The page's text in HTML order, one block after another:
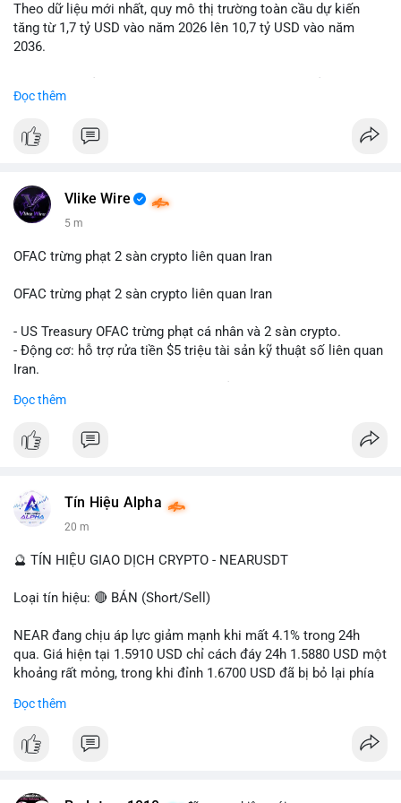
Lời khuyên: Nhà đầu tư nhỏ lẻ nên quan sát thêm 2-4 giờ sau
khi giao dịch được xác nhận, tránh hành động theo cảm xúc.
ưu tiên quản trị rủi ro trong giai đoạn biến động mạnh.
#btcmempool65k
Theo dữ liệu mới nhất, quy mô thị trường toàn cầu dự kiến
tăng từ 1,7 tỷ USD vào năm 2026 lên 10,7 tỷ USD vào năm
2036.
hàng năm (CAGR) ấn tượng lên tới 20,2%.
Điều gì đang thúc đẩy sự tăng trưởng vượt bậc này? Hãy cùng
Đọc thêm
Vlike Wire
5 m
OFAC trừng phạt 2 sàn crypto liên quan Iran
OFAC trừng phạt 2 sàn crypto liên quan Iran
- US Treasury OFAC trừng phạt cá nhân và 2 sàn crypto.
- Động cơ: hỗ trợ rửa tiền $5 triệu tài sản kỹ thuật số liên quan
Iran.
- Tác động: rủi ro cho thị trường crypto, tăng áp lực pháp lý.
#binancesquare
#vlikevn #titanbot
📰 Nguồn: Cointelegraph
Đọc thêm
Tín Hiệu Alpha
20 m
🔮 TÍN HIỆU GIAO DỊCH CRYPTO - NEARUSDT
Loại tín hiệu: 🔴 BÁN (Short/Sell)
NEAR đang chịu áp lực giảm mạnh khi mất 4.1% trong 24h
qua. Giá hiện tại 1.5910 USD chỉ cách đáy 24h 1.5880 USD một
khoảng rất mỏng, trong khi đỉnh 1.6700 USD đã bị bỏ lại phía
kiểm soát hoàn toàn. Khối lượng giao dịch 10.29 triệu NEAR
tiếp diễn.
Đọc thêm